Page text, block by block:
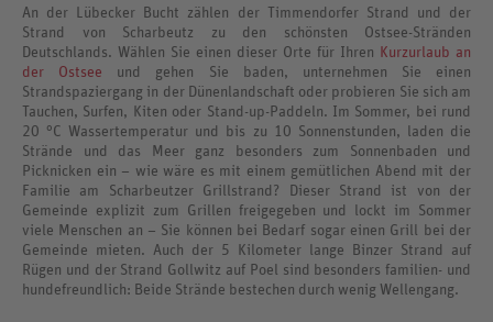
An der Lübecker Bucht zählen der Timmendorfer Strand und der
Strand von Scharbeutz zu den schönsten Ostsee-Stränden
Deutschlands. Wählen Sie einen dieser Orte für Ihren
Kurzurlaub an
der Ostsee und gehen Sie baden, unternehmen Sie einen
Strandspaziergang in der Dünenlandschaft oder probieren Sie sich am
Tauchen, Surfen, Kiten oder Stand-up-Paddeln. Im Sommer, bei rund
20 °C Wassertemperatur und bis zu 10 Sonnenstunden, laden die
Strände und das Meer ganz besonders zum Sonnenbaden und
Picknicken ein – wie wäre es mit einem gemütlichen Abend mit der
Familie am Scharbeutzer Grillstrand? Dieser Strand ist von der
Gemeinde explizit zum Grillen freigegeben und lockt im Sommer
viele Menschen an – Sie können bei Bedarf sogar einen Grill bei der
Gemeinde mieten. Auch der 5 Kilometer lange Binzer Strand auf
Rügen und der Strand Gollwitz auf Poel sind besonders familien- und
hundefreundlich: Beide Strände bestechen durch wenig Wellengang.